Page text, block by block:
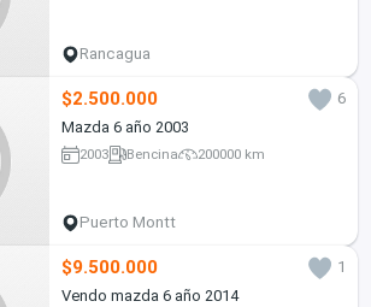
Rancagua
$2.500.000
6
Mazda 6 año 2003
2003 Bencina 200000 km
Puerto Montt
$9.500.000
1
Vendo mazda 6 año 2014